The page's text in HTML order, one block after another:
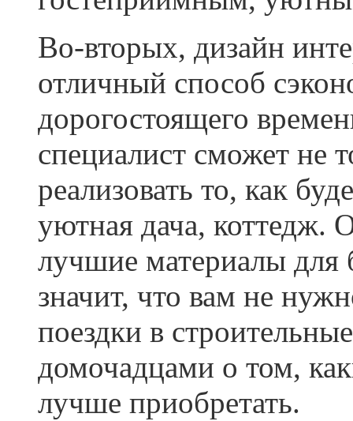
Во-вторых, дизайн
отличный способ
дорогостоящего
специалист сможет не
реализовать то, как
уютная дача, коттедж.
лучшие материалы для
значит, что вам не
поездки в
домочадцами о том,
лучше приобретать.